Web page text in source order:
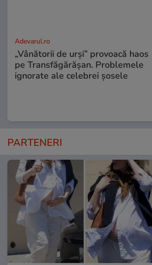
Adevarul.ro
„Vânătorii de urși” provoacă haos
pe Transfăgărășan. Problemele
ignorate ale celebrei șosele
PARTENERI